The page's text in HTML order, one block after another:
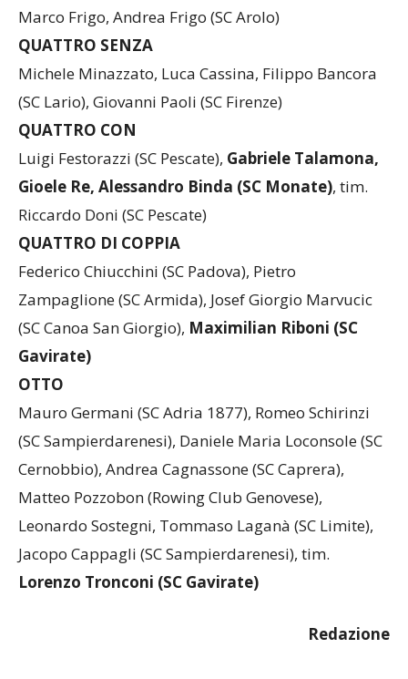
DOPPIO
Marco Frigo, Andrea Frigo (SC Arolo)
QUATTRO SENZA
Michele Minazzato, Luca Cassina, Filippo Bancora
(SC Lario), Giovanni Paoli (SC Firenze)
QUATTRO CON
Luigi Festorazzi (SC Pescate),Gabriele Talamona,
Gioele Re, Alessandro Binda (SC Monate)
Riccardo Doni (SC Pescate)
QUATTRO DI COPPIA
Federico Chiucchini (SC Padova), Pietro
Zampaglione (SC Armida), Josef Giorgio Marvucic
(SC Canoa San Giorgio),
Gavirate)
OTTO
Mauro Germani (SC Adria 1877), Romeo Schirinzi
(SC Sampierdarenesi), Daniele Maria Loconsole (SC
Cernobbio), Andrea Cagnassone (SC Caprera),
Matteo Pozzobon (Rowing Club Genovese),
Leonardo Sostegni, Tommaso Laganà (SC Limite),
Jacopo Cappagli (SC Sampierdarenesi), tim.